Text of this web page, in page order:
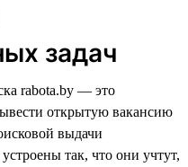
задач
rabota.by — это
открытую вакансию
выдачи
так, что они учтут,